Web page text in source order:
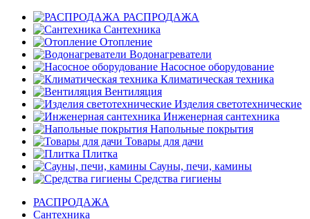
РАСПРОДАЖА
Сантехника
Отопление
Водонагреватели
Насосное оборудование
Климатическая техника
Вентиляция
Изделия светотехнические
Инженерная сантехника
Напольные покрытия
Товары для дачи
Плитка
Сауны, печи, камины
Средства гигиены
РАСПРОДАЖА
Сантехника